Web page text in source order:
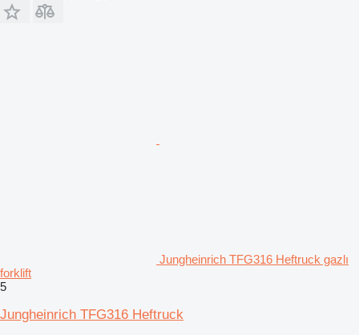
Jungheinrich TFG316 Heftruck gazlı
forklift
5
Jungheinrich TFG316 Heftruck